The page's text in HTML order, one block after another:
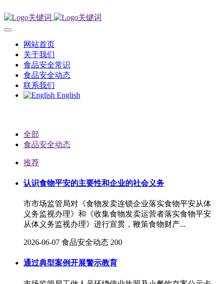
网站首页
关于我们
食品安全常识
食品安全动态
联系我们
English
全部
食品安全动态
推荐
认识食物平安的主要性和企业的社会义务
市市场监管局对《食物发卖连锁企业落实食物平安从体
义务监视办理》和《收集食物发卖运营者落实食物平安
从体义务监视办理》进行宣贯，鞭策食物财产...
2026-06-07 食品安全动态 200
通过典型案例开展警示教育